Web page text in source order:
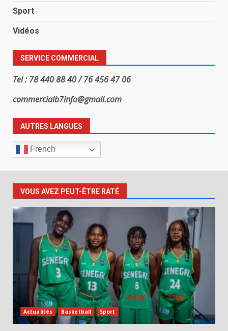
Sport
Vidéos
SERVICE COMMERCIAL
Tel : 78 440 88 40 / 76 456 47 06
commercialb7info@gmail.com
AUTRES LANGUES
French
VOUS AVEZ PEUT-ÊTRE RATÉ
Actualités Basketball Sport